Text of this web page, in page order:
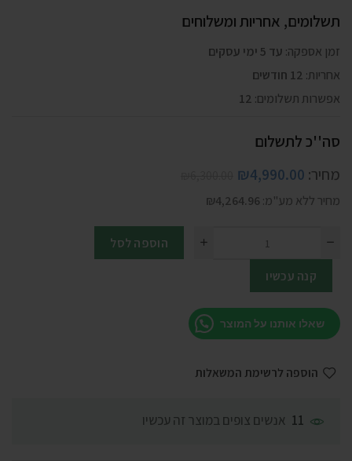
תשלומים, אחריות ומשלוחים
זמן אספקה: עד 5 ימי עסקים
אחריות: 12 חודשים
אפשרות תשלומים: 12
סה''כ לתשלום
מחיר:
₪4,990.00
מחיר ללא מע"מ: ₪4,264.96
הוספה לסל
קנה עכשיו
שאלו אותנו על המוצר
הוספה לרשימת המשאלות
11 אנשים צופים במוצר זה עכשיו